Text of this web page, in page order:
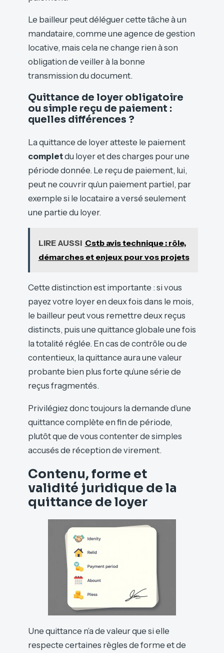
Le bailleur peut déléguer cette tâche à un
mandataire, comme une agence de gestion
locative, mais cela ne change rien à son
obligation de veiller à la bonne
transmission du document.
Quittance de loyer obligatoire
ou simple reçu de paiement :
quelles différences ?
La quittance de loyer atteste le paiement
completdu loyer et des charges pour une
période donnée. Le reçu de paiement, lui,
peut ne couvrir qu’un paiement partiel, par
exemple si le locataire a versé seulement
une partie du loyer.
LIRE AUSSI Cstb avis technique : rôle,
démarches et enjeux pour vos projets
Cette distinction est importante : si vous
payez votre loyer en deux fois dans le mois,
le bailleur peut vous remettre deux reçus
distincts, puis une quittance globale une fois
la totalité réglée. En cas de contrôle ou de
contentieux, la quittance aura une valeur
probante bien plus forte qu’une série de
reçus fragmentés.
Privilégiez donc toujours la demande d’une
quittance complète en fin de période,
plutôt que de vous contenter de simples
accusés de réception de virement.
Contenu, forme et
validité juridique de la
quittance de loyer
Une quittance n’a de valeur que si elle
respecte certaines règles de forme et de